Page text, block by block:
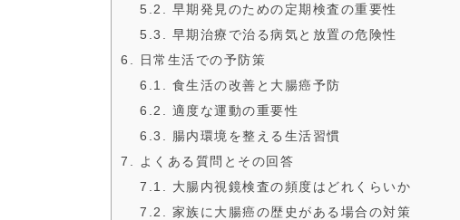
5.2. 早期発見のための定期検査の重要性
5.3. 早期治療で治る病気と放置の危険性
6. 日常生活での予防策
6.1. 食生活の改善と大腸癌予防
6.2. 適度な運動の重要性
6.3. 腸内環境を整える生活習慣
7. よくある質問とその回答
7.1. 大腸内視鏡検査の頻度はどれくらいか
7.2. 家族に大腸癌の歴史がある場合の対策